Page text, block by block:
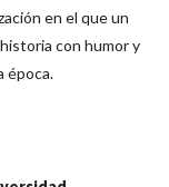
en el que un
con humor y
época.